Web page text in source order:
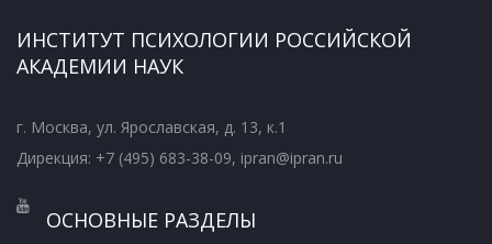
ИНСТИТУТ ПСИХОЛОГИИ РОССИЙСКОЙ
АКАДЕМИИ НАУК
г. Москва, ул. Ярославская, д. 13, к.1
Дирекция: +7 (495) 683-38-09, ipran@ipran.ru
ОСНОВНЫЕ РАЗДЕЛЫ